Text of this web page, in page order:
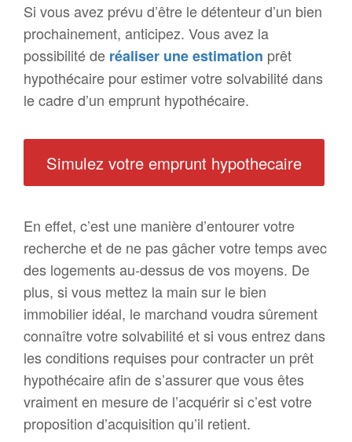
Si vous avez prévu d’être le détenteur d’un bien
prochainement, anticipez. Vous avez la
possibilité de réaliser une estimation prêt
hypothécaire pour estimer votre solvabilité dans
le cadre d’un emprunt hypothécaire.
Simulez votre emprunt hypothecaire
En effet, c’est une manière d’entourer votre
recherche et de ne pas gâcher votre temps avec
des logements au-dessus de vos moyens. De
plus, si vous mettez la main sur le bien
immobilier idéal, le marchand voudra sûrement
connaître votre solvabilité et si vous entrez dans
les conditions requises pour contracter un prêt
hypothécaire afin de s’assurer que vous êtes
vraiment en mesure de l’acquérir si c’est votre
proposition d’acquisition qu’il retient.